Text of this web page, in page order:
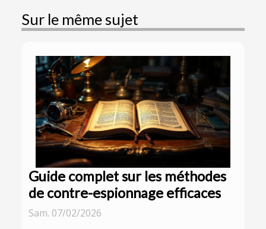
Sur le même sujet
Guide complet sur les méthodes
de contre-espionnage efficaces
Sam. 07/02/2026